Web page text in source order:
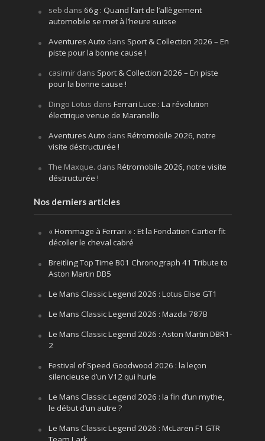
seb dans 66g : Quand l’art de l’allègement
automobile se met à l’heure suisse
Aventures Auto dans Sport & Collection 2026 – En
piste pour la bonne cause !
casimirdans Sport & Collection 2026 – En piste
pour la bonne cause !
Dingo Lotus dans Ferrari Luce : La révolution
électrique venue de Maranello
Aventures Auto dans Rétromobile 2026, notre
visite déstructurée !
The Maxque. dans Rétromobile 2026, notre visite
déstructurée !
Nos derniers articles
« Hommage à Ferrari » : Et la Fondation Cartier fit
décoller le cheval cabré
Breitling Top Time B01 Chronograph 41 Tribute to
Aston Martin DB5
Le Mans Classic Legend 2026 : Lotus Elise GT1
Le Mans Classic Legend 2026 : Mazda 787B
Le Mans Classic Legend 2026 : Aston Martin DBR1-
2
Festival of Speed Goodwood 2026 : la leçon
silencieuse d’un V12 qui hurle
Le Mans Classic Legend 2026 : la fin d’un mythe,
le début d’un autre ?
Le Mans Classic Legend 2026 : McLaren F1 GTR